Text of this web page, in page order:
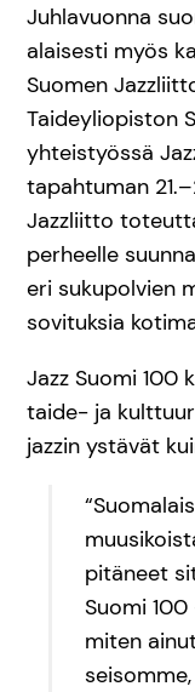
Juhlavuonna
alaisesti myös
Suomen
Taideyliopiston
yhteistyössä
tapahtuman
Jazzliitto
perheelle
eri sukupolvien
sovituksia
Jazz Suomi 100
taide- ja
jazzin ystävät
pitäneet
Suomi
miten